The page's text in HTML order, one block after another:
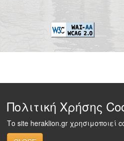
Πολιτική Χρήσης
Το site heraklion.gr